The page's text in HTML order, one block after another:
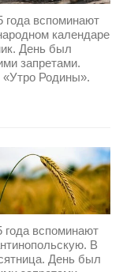
года вспоминают
календаре
День был
запретами.
Родины».
года вспоминают
В
День был